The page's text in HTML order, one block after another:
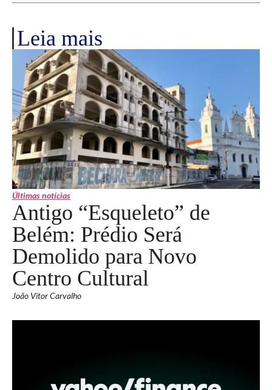
Leia mais
Últimas notícias
Antigo “Esqueleto” de
Belém: Prédio Será
Demolido para Novo
Centro Cultural
João Vitor Carvalho